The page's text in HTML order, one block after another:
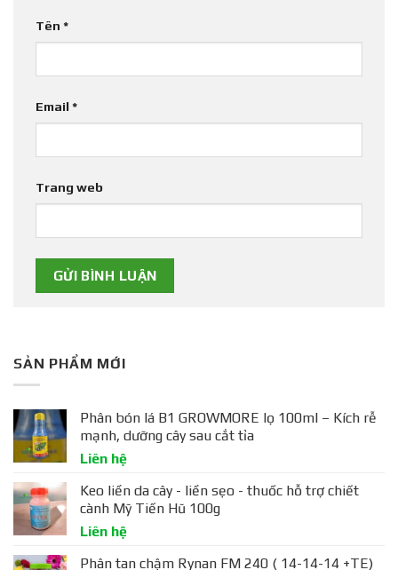
Tên *
Email *
Trang web
SẢN PHẨM MỚI
Phân bón lá B1 GROWMORE lọ 100ml – Kích rễ
mạnh, dưỡng cây sau cắt tỉa
Liên hệ
Keo liền da cây - liền sẹo - thuốc hỗ trợ chiết
cành Mỹ Tiến Hũ 100g
Liên hệ
Phân tan chậm Rynan FM 240 ( 14-14-14 +TE)